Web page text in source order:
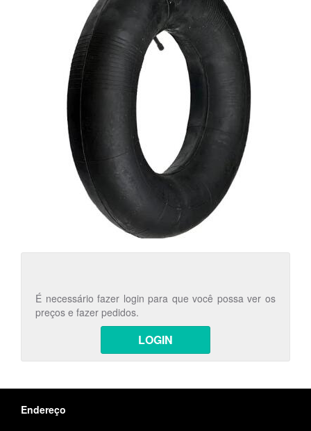
É necessário fazer login para que você possa ver os
preços e fazer pedidos.
LOGIN
Endereço